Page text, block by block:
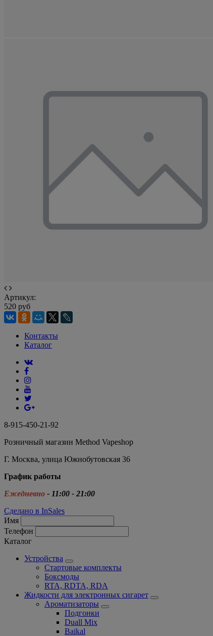
Артикул:
520 руб
Контакты
Каталог
8-915-450-21-92
Розничный магазин Method Vapeshop
Г. Москва, улица Южнобутовская 36
График работы
Ежедневно - 11:00 - 21:00
Сделано в InSales
Имя
Телефон
Каталог
Устройства
Стартовые комплекты
Боксмоды
RTA, RDTA, RDA
Жидкости для электронных сигарет
Ароматизаторы
Подгонки
Duall Mix
Baikal